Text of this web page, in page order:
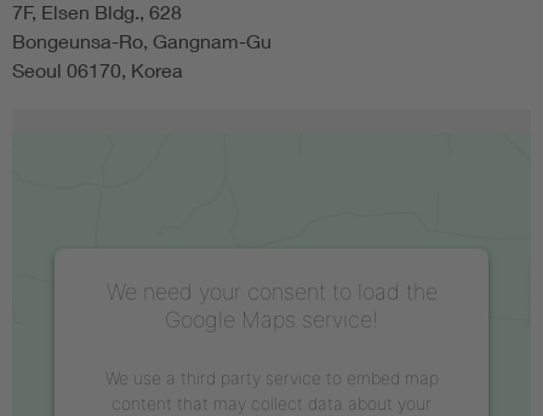
7F, Elsen Bldg., 628
Bongeunsa-Ro, Gangnam-Gu
Seoul 06170, Korea
We need your consent to load the
Google Maps service!
We use a third party service to embed map
content that may collect data about your